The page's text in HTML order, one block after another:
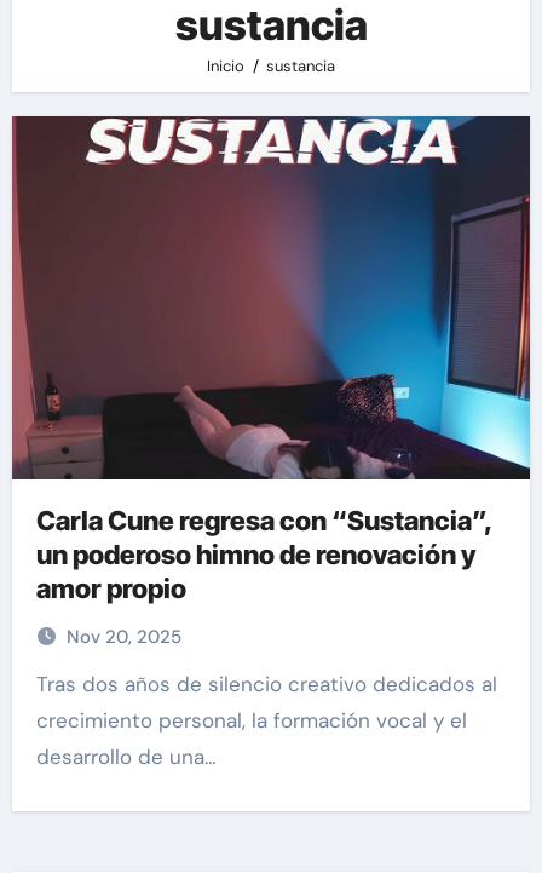
sustancia
Inicio sustancia
Carla Cune regresa con “Sustancia”,
un poderoso himno de renovación y
amor propio
Nov 20, 2025
Tras dos años de silencio creativo dedicados al
crecimiento personal, la formación vocal y el
desarrollo de una…